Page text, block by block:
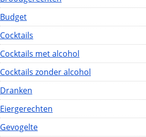
Budget
Cocktails
Cocktails met alcohol
Cocktails zonder alcohol
Dranken
Eiergerechten
Gevogelte